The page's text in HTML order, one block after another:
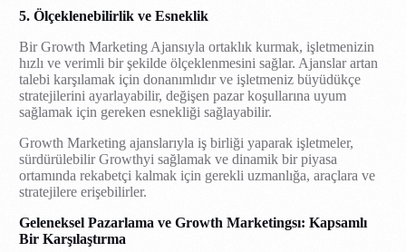
5. Ölçeklenebilirlik ve Esneklik
Bir Growth Marketing Ajansıyla ortaklık kurmak, işletmenizin
hızlı ve verimli bir şekilde ölçeklenmesini sağlar. Ajanslar artan
talebi karşılamak için donanımlıdır ve işletmeniz büyüdükçe
stratejilerini ayarlayabilir, değişen pazar koşullarına uyum
sağlamak için gereken esnekliği sağlayabilir.
Growth Marketing ajanslarıyla iş birliği yaparak işletmeler,
sürdürülebilir Growthyi sağlamak ve dinamik bir piyasa
ortamında rekabetçi kalmak için gerekli uzmanlığa, araçlara ve
stratejilere erişebilirler.
Geleneksel Pazarlama ve Growth Marketingsı: Kapsamlı
Bir Karşılaştırma